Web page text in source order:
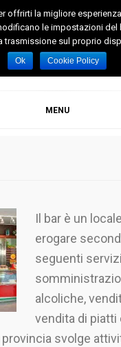
Foggia
Calcio Eventi e Attività
MENU
Il bar è un
erogare
seguenti
alcoliche,
vendita di piatti
provincia svolge
offrirti la migliore
le impostazioni del
trasmissione sul proprio
Ok Cookie Policy